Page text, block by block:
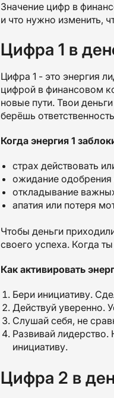
Значение цифр в
и что нужно изменить,
Цифра 1 в
Цифра 1 - это энергия
цифрой в финансовом
новые пути. Твои
берёшь
Когда энергия 1
страх действовать
ожидание одобрения
откладывание
апатия или потеря
Чтобы деньги
своего успеха. Когда
Как активировать
Бери инициативу.
Действуй уверенно.
Слушай себя, не
Развивай
инициативу.
Цифра 2 в